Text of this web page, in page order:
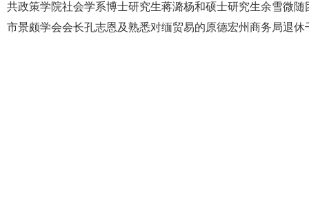
共政策学院社会学系博士研究生蒋潞杨和硕士研究生余雪微
市景颇学会会长孔志恩及熟悉对缅贸易的原德宏州商务局退